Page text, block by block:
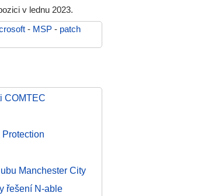
v lednu 2023.
- MSP - patch
COMTEC
Manchester City
řešení N-able